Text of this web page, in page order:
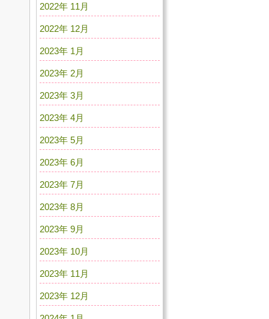
2022年 11月
2022年 12月
2023年 1月
2023年 2月
2023年 3月
2023年 4月
2023年 5月
2023年 6月
2023年 7月
2023年 8月
2023年 9月
2023年 10月
2023年 11月
2023年 12月